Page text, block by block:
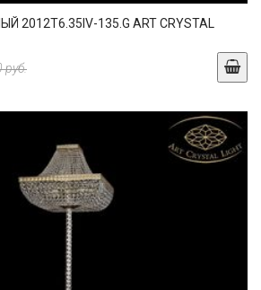
135.G ART CRYSTAL
руб.